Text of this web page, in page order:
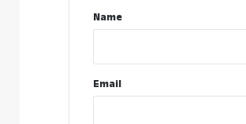
*Name
Email